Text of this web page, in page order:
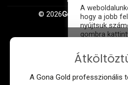
© 2026Gonagold Kft. |
A Gona Gold professzionális
A
hogy a jobb
nyújtsuk
gombra
Süti